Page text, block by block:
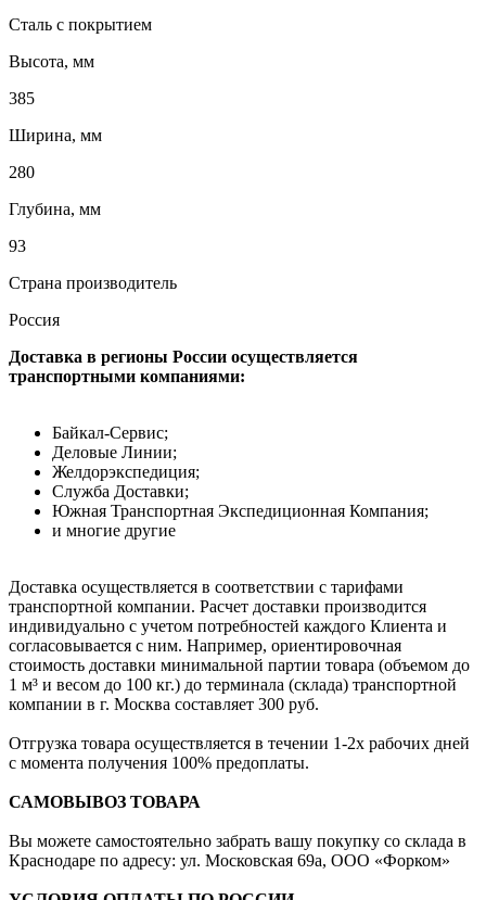
Сталь с покрытием
Высота, мм
385
Ширина, мм
280
Глубина, мм
93
Страна производитель
Россия
Доставка в регионы России осуществляется
транспортными компаниями:
Байкал-Сервис;
Деловые Линии;
Желдорэкспедиция;
Служба Доставки;
Южная Транспортная Экспедиционная Компания;
и многие другие
Доставка осуществляется в соответствии с тарифами
транспортной компании. Расчет доставки производится
индивидуально с учетом потребностей каждого Клиента и
согласовывается с ним. Например, ориентировочная
стоимость доставки минимальной партии товара (объемом до
1 м³ и весом до 100 кг.) до терминала (склада) транспортной
компании в г. Москва составляет 300 руб.
Отгрузка товара осуществляется в течении 1-2х рабочих дней
с момента получения 100% предоплаты.
САМОВЫВОЗ ТОВАРА
Вы можете самостоятельно забрать вашу покупку со склада в
Краснодаре по адресу: ул. Московская 69а, ООО «Форком»